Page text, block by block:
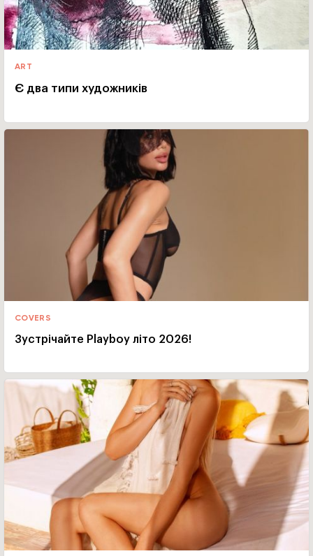
ART
Є два типи художників
COVERS
Зустрічайте Playboy літо 2026!